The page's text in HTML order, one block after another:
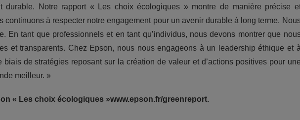
durable. Notre rapport « Les choix écologiques » montre de manière précise
continuons à respecter notre engagement pour un avenir durable à long terme.
En tant que professionnels et en tant qu’individus, nous devons montrer que
et transparents. Chez Epson, nous nous engageons à un leadership éthique et à
de stratégies reposant sur la création de valeur et d’actions positives pour une
meilleur. »
« Les choix écologiques »www.epson.fr/greenreport.